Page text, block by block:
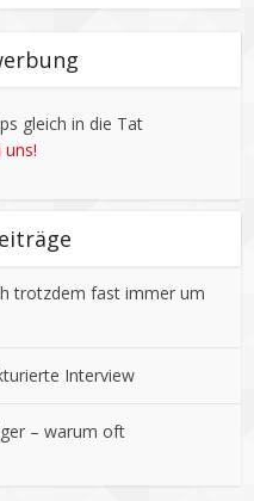
gleich in die Tat
trotzdem fast immer um
Interview
– warum oft